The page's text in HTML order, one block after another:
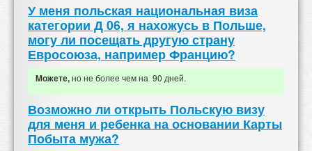
У меня польская национальная виза
категории Д 06, я нахожусь в Польше,
могу ли посещать другую страну
Евросоюза, например Францию?
Можете,но не более чем на 90 дней.
Возможно ли открыть Польскую визу
для меня и ребенка на основании Карты
Побыта мужа?